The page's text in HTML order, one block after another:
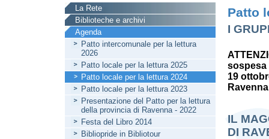
Patto
I
sospesa
19
IL
DI
La Rete
Biblioteche e archivi
Agenda
Patto intercomunale per la lettura
2026
Patto locale per la lettura 2025
Patto locale per la lettura 2024
Patto locale per la lettura 2023
Presentazione del Patto per la lettura
della provincia di Ravenna - 2022
Festa del Libro 2014
Bibliopride in Bibliotour